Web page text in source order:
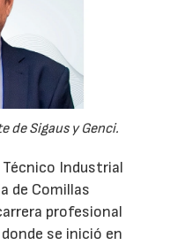
de Sigaus y Genci.
Industrial
de Comillas
profesional
se inició en